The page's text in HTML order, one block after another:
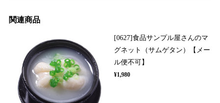
関連商品
[0627]食品サンプル屋さんのマ
グネット（サムゲタン）【メー
ル便不可】
¥1,980